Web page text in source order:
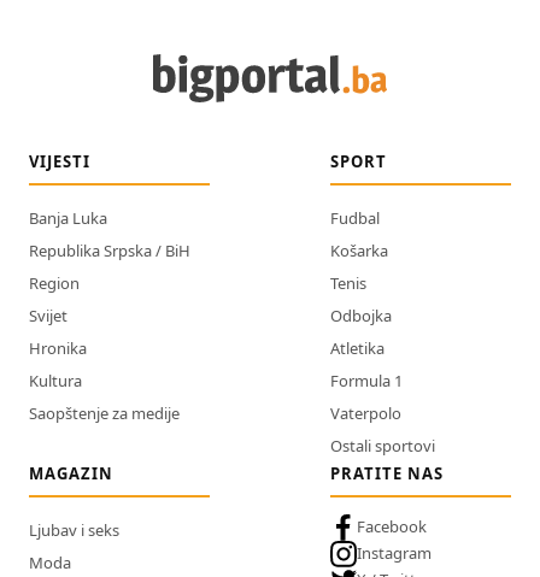
VIJESTI
Banja Luka
Republika Srpska / BiH
Region
Svijet
Hronika
Kultura
Saopštenje za medije
SPORT
Fudbal
Košarka
Tenis
Odbojka
Atletika
Formula 1
Vaterpolo
Ostali sportovi
MAGAZIN
Ljubav i seks
Moda
PRATITE NAS
Facebook
Instagram